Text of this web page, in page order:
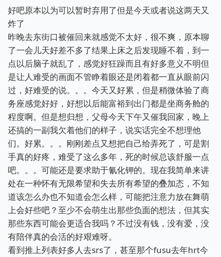
好吧原本以为可以暂时弃用了但是今天或者说这两天又
炸了
昨晚去东街口被催回来就感觉不太好，很不爽，原本聊
了一会儿天好差不多了结果上床之后发现睡不着，到一
点以后脑子就乱了，感觉好狂躁而且有好多意义不明但
是让人难受的画面不管睁着眼还是闭着都一直从眼前闪
过，好难受的说。。。今天又好累，但是稍微体验了商
务座感觉好好，好想以后能富裕到出门都是坐商务舱的
程度啊。但是想归想，父母今天下午又催我回家，晚上
还搞的一副我欠着他们的样子，说实话完全不想理他
们。好累。。。刚刚差点又想把自己给弄死了，可是割
手真的好疼，难受了这么多年，死的时候总该舒服一点
吧。。。可能还是要求助于氰化钾的。现在我简单来讲
处在一种怀有无限希望和失去所有希望的叠加态，不知
道该怎么办也不知道会怎么样，可能把注意力放在舞萌
上会好些吧？至少不会萌生出那些负面的想法，但其实
那些东西可能会更适合我吗？不过没有钱，没有爱，没
有陪伴真的会活的好艰难呀。
看到推上列表好多人去srs了，甚至那个fusu去年hrt今